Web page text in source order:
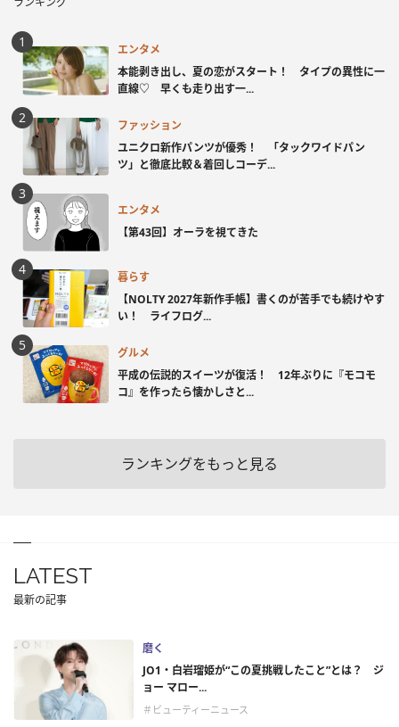
エンタメ
本能剥き出し、夏の恋がスタート！ タイプの異性に一
直線♡ 早くも走り出す一...
ファッション
ユニクロ新作パンツが優秀！ 「タックワイドパン
ツ」と徹底比較＆着回しコーデ...
エンタメ
【第43回】オーラを視てきた
暮らす
【NOLTY 2027年新作手帳】書くのが苦手でも続けやす
い！ ライフログ...
グルメ
平成の伝説的スイーツが復活！ 12年ぶりに『モコモ
コ』を作ったら懐かしさと...
ランキングをもっと見る
LATEST
最新の記事
磨く
JO1・白岩瑠姫が“この夏挑戦したこと”とは？ ジ
ョー マロー...
＃ビューティーニュース